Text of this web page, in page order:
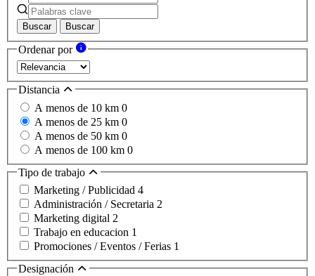
Buscar Buscar
Ordenar por
Distancia
A menos de 10 km 0
A menos de 25 km 0
A menos de 50 km 0
A menos de 100 km 0
Tipo de trabajo
Marketing / Publicidad 4
Administración / Secretaria 2
Marketing digital 2
Trabajo en educacion 1
Promociones / Eventos / Ferias 1
Designación